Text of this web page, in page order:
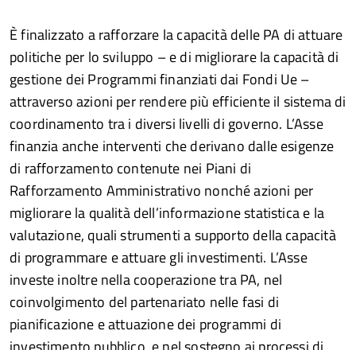
È finalizzato a rafforzare la capacità delle PA di attuare
politiche per lo sviluppo – e di migliorare la capacità di
gestione dei Programmi finanziati dai Fondi Ue –
attraverso azioni per rendere più efficiente il sistema di
coordinamento tra i diversi livelli di governo. L’Asse
finanzia anche interventi che derivano dalle esigenze
di rafforzamento contenute nei Piani di
Rafforzamento Amministrativo nonché azioni per
migliorare la qualità dell’informazione statistica e la
valutazione, quali strumenti a supporto della capacità
di programmare e attuare gli investimenti. L’Asse
investe inoltre nella cooperazione tra PA, nel
coinvolgimento del partenariato nelle fasi di
pianificazione e attuazione dei programmi di